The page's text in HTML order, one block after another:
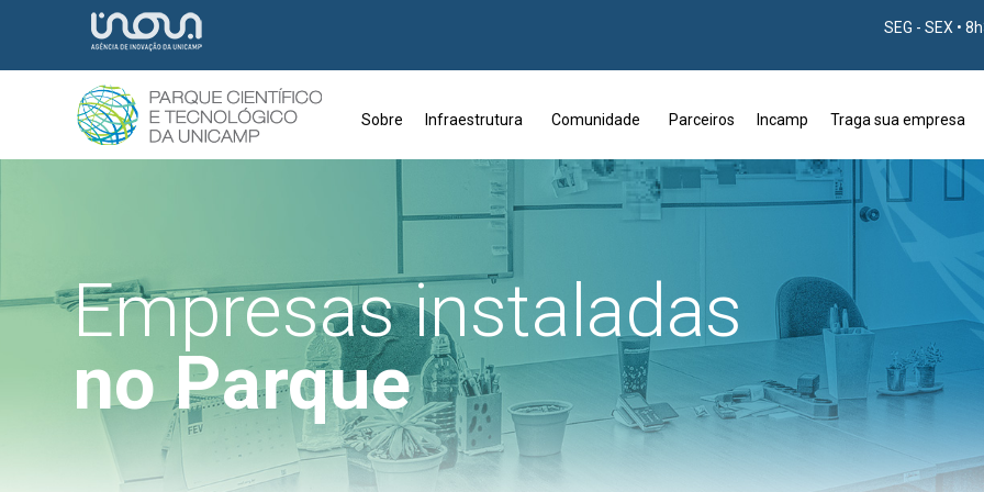
SEG - SEX •
Sobre Infraestrutura Comunidade Parceiros Incamp Traga sua empresa
no Parque
Empresas instaladas